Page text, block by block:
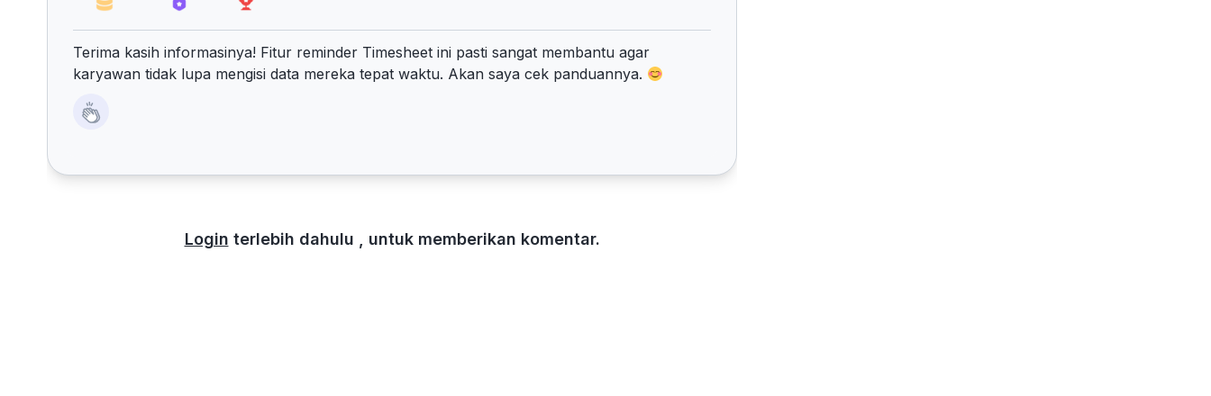
Terima kasih informasinya! Fitur reminder Timesheet ini pasti sangat membantu agar
karyawan tidak lupa mengisi data mereka tepat waktu. Akan saya cek panduannya.
Login terlebih dahulu , untuk memberikan komentar.